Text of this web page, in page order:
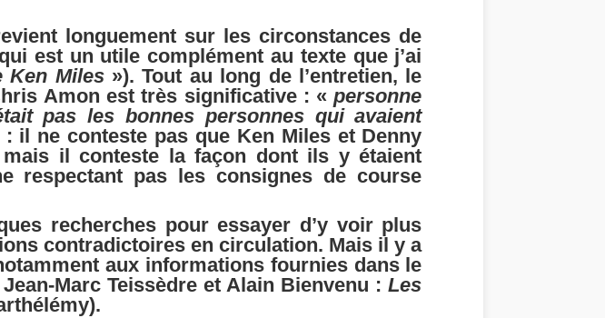
longuement sur les circonstances de
est un utile complément au texte que j’ai
Ken Miles»). Tout au long de l’entretien, le
Amon est très significative : «personne
pas les bonnes personnes qui avaient
ne conteste pas que Ken Miles et Denny
il conteste la façon dont ils y étaient
respectant pas les consignes de course
recherches pour essayer d’y voir plus
contradictoires en circulation. Mais il y a
aux informations fournies dans le
Marc Teissèdre et Alain Bienvenu :Les